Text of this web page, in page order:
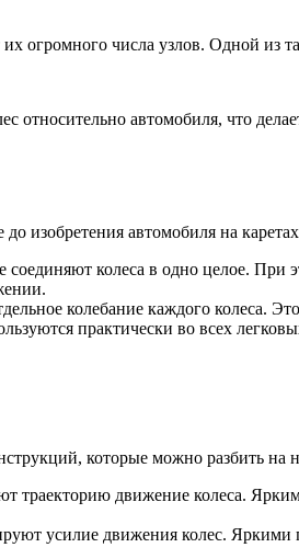
огромного числа узлов. Одной из
относительно автомобиля, что
изобретения автомобиля на
колеса в одно целое.
колебание каждого колеса.
практически во всех
которые можно разбить на
траекторию движение колеса.
усилие движения колес.